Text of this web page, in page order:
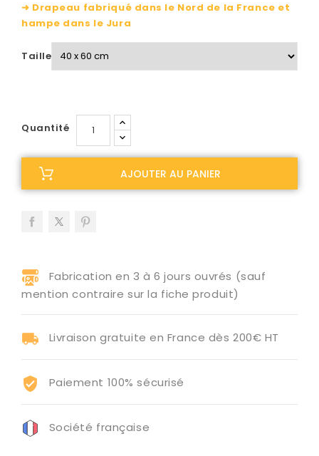
➜ Drapeau fabriqué dans le Nord de la France et
hampe dans le Jura
Taille
Quantité
AJOUTER AU PANIER
Fabrication en 3 à 6 jours ouvrés (sauf
mention contraire sur la fiche produit)
Livraison gratuite en France dès 200€ HT
Paiement 100% sécurisé
Société française